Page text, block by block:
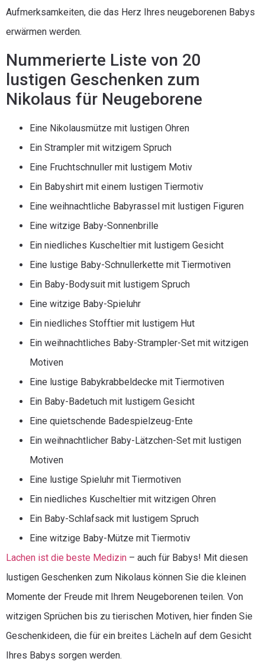
Aufmerksamkeiten, die das Herz Ihres neugeborenen Babys
erwärmen werden.
Nummerierte Liste von 20
lustigen Geschenken zum
Nikolaus für Neugeborene
Eine Nikolausmütze mit lustigen Ohren
Ein Strampler mit witzigem Spruch
Eine Fruchtschnuller mit lustigem Motiv
Ein Babyshirt mit einem lustigen Tiermotiv
Eine weihnachtliche Babyrassel mit lustigen Figuren
Eine witzige Baby-Sonnenbrille
Ein niedliches Kuscheltier mit lustigem Gesicht
Eine lustige Baby-Schnullerkette mit Tiermotiven
Ein Baby-Bodysuit mit lustigem Spruch
Eine witzige Baby-Spieluhr
Ein niedliches Stofftier mit lustigem Hut
Ein weihnachtliches Baby-Strampler-Set mit witzigen
Motiven
Eine lustige Babykrabbeldecke mit Tiermotiven
Ein Baby-Badetuch mit lustigem Gesicht
Eine quietschende Badespielzeug-Ente
Ein weihnachtlicher Baby-Lätzchen-Set mit lustigen
Motiven
Eine lustige Spieluhr mit Tiermotiven
Ein niedliches Kuscheltier mit witzigen Ohren
Ein Baby-Schlafsack mit lustigem Spruch
Eine witzige Baby-Mütze mit Tiermotiv
Lachen ist die beste Medizin – auch für Babys! Mit diesen
lustigen Geschenken zum Nikolaus können Sie die kleinen
Momente der Freude mit Ihrem Neugeborenen teilen. Von
witzigen Sprüchen bis zu tierischen Motiven, hier finden Sie
Geschenkideen, die für ein breites Lächeln auf dem Gesicht
Ihres Babys sorgen werden.